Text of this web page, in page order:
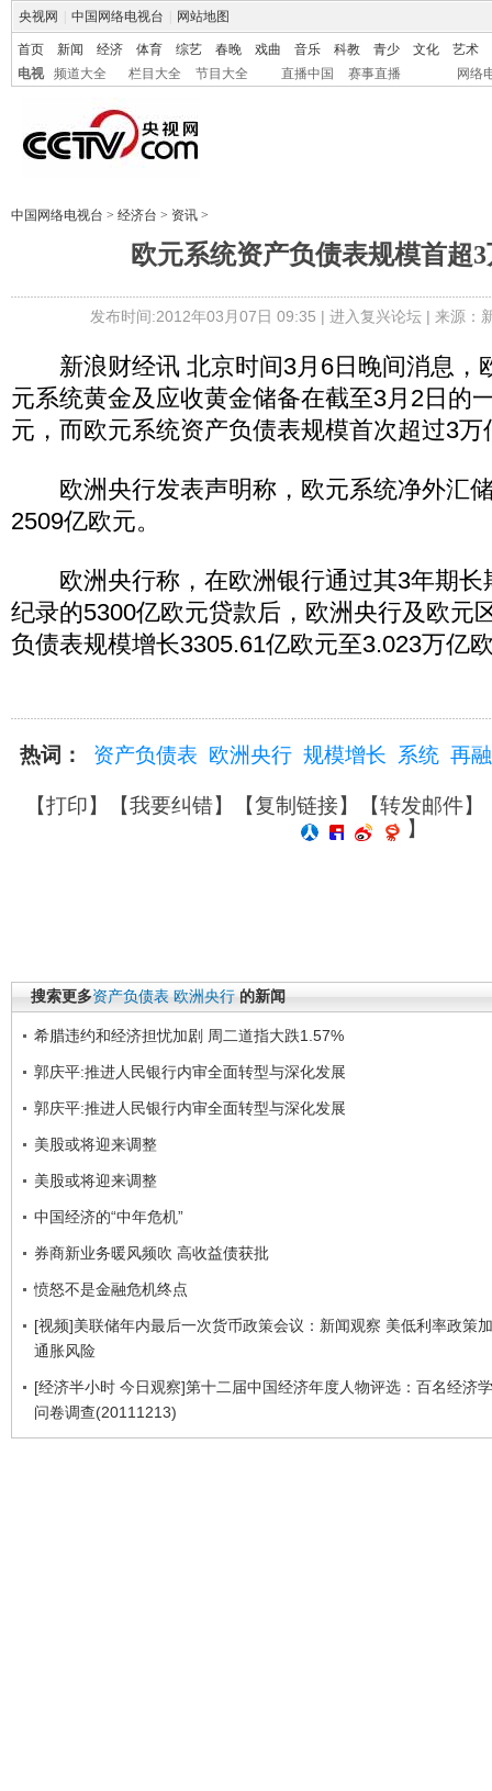
央视网 中国网络电视台 网站地图
首页 新闻 经济 体育 综艺 春晚 戏曲 音乐 科教 青少 文化
艺术
电视
频道大全 栏目大全 节目大全 直播中国 赛事直播 网络
中国网络电视台 > 经济台 > 资讯 >
欧元系统资产负债表规模首超
发布时间:2012年03月07日 09:35 | 进入复兴论坛| 来源：
新浪财经讯 北京时间3月6日晚间消息，
元系统黄金及应收黄金储备在截至3月2日的
元，而欧元系统资产负债表规模首次超过3万
欧洲央行发表声明称，欧元系统净外汇
2509亿欧元。
欧洲央行称，在欧洲银行通过其3年期长
纪录的5300亿欧元贷款后，欧洲央行及欧元
负债表规模增长3305.61亿欧元至3.023万亿
热词： 资产负债表 欧洲央行 规模增长 系统 再
【打印】【我要纠错】【复制链接】【转发邮件】
】
搜索更多资产负债表 欧洲央行 的新闻
希腊违约和经济担忧加剧 周二道指大跌1.57%
郭庆平:推进人民银行内审全面转型与深化发展
郭庆平:推进人民银行内审全面转型与深化发展
美股或将迎来调整
美股或将迎来调整
中国经济的“中年危机”
券商新业务暖风频吹 高收益债获批
愤怒不是金融危机终点
[视频]美联储年内最后一次货币政策会议：新闻观察 美低利率政策
通胀风险
[经济半小时 今日观察]第十二届中国经济年度人物评选：百名经济
问卷调查(20111213)